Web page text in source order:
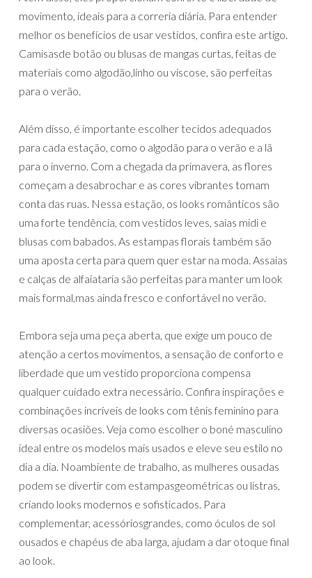
movimento, ideais para a correria diária. Para entender
melhor os benefícios de usar vestidos, confira este artigo.
Camisasde botão ou blusas de mangas curtas, feitas de
materiais como algodão,linho ou viscose, são perfeitas
para o verão.
Além disso, é importante escolher tecidos adequados
para cada estação, como o algodão para o verão e a lã
para o inverno. Com a chegada da primavera, as flores
começam a desabrochar e as cores vibrantes tomam
conta das ruas. Nessa estação, os looks românticos são
uma forte tendência, com vestidos leves, saias midi e
blusas com babados. As estampas florais também são
uma aposta certa para quem quer estar na moda. Assaias
e calças de alfaiataria são perfeitas para manter um look
mais formal,mas ainda fresco e confortável no verão.
Embora seja uma peça aberta, que exige um pouco de
atenção a certos movimentos, a sensação de conforto e
liberdade que um vestido proporciona compensa
qualquer cuidado extra necessário. Confira inspirações e
combinações incríveis de looks com tênis feminino para
diversas ocasiões. Veja como escolher o boné masculino
ideal entre os modelos mais usados e eleve seu estilo no
dia a dia. Noambiente de trabalho, as mulheres ousadas
podem se divertir com estampasgeométricas ou listras,
criando looks modernos e sofisticados. Para
complementar, acessóriosgrandes, como óculos de sol
ousados e chapéus de aba larga, ajudam a dar otoque final
ao look.